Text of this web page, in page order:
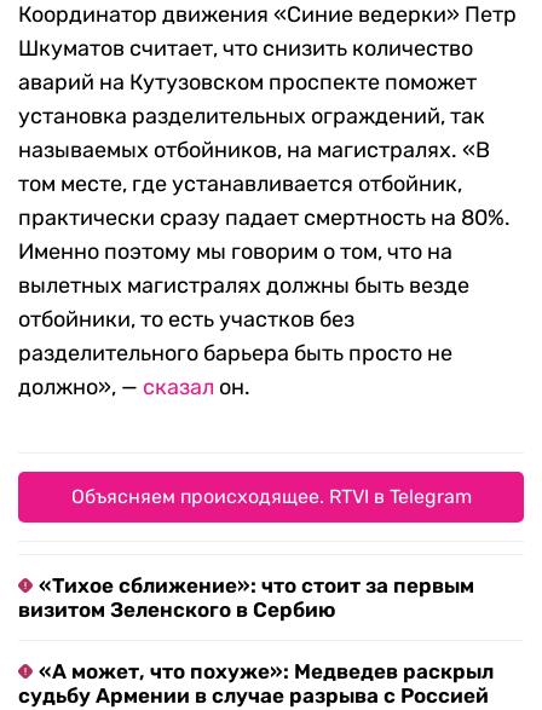
Координатор движения «Синие ведерки» Петр
Шкуматов считает, что снизить количество
аварий на Кутузовском проспекте поможет
установка разделительных ограждений, так
называемых отбойников, на магистралях. «В
том месте, где устанавливается отбойник,
практически сразу падает смертность на 80%.
Именно поэтому мы говорим о том, что на
вылетных магистралях должны быть везде
отбойники, то есть участков без
разделительного барьера быть просто не
должно», — сказал он.
Объясняем происходящее. RTVI в Telegram
«Тихое сближение»: что стоит за первым
визитом Зеленского в Сербию
«А может, что похуже»: Медведев раскрыл
судьбу Армении в случае разрыва с Россией